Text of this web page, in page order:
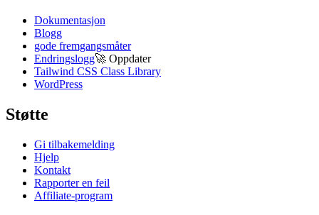
Dokumentasjon
Blogg
gode fremgangsmåter
Endringslogg🚀 Oppdater
Tailwind CSS Class Library
WordPress
Støtte
Gi tilbakemelding
Hjelp
Kontakt
Rapporter en feil
Affiliate-program